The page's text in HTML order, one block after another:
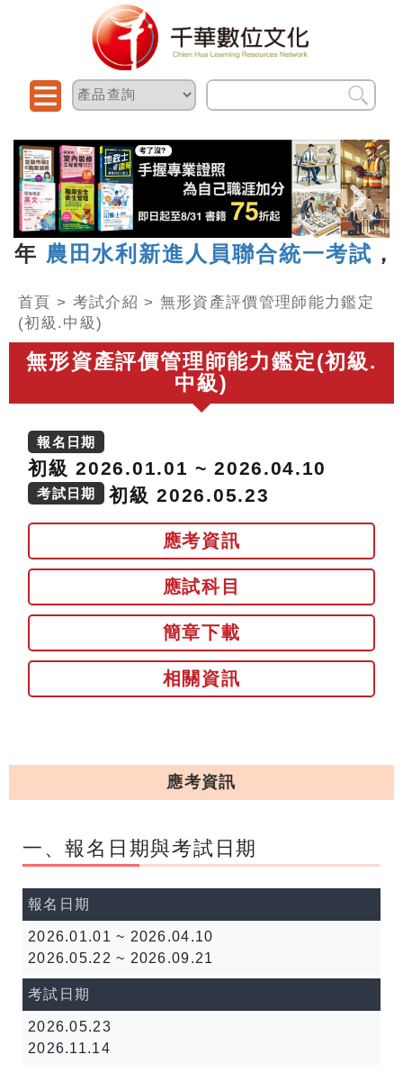
農田水利新進人員聯合統一考試，報
首頁 > 考試介紹 > 無形資產評價管理師能力鑑定
(初級.中級)
無形資產評價管理師能力鑑定(初級.
中級)
報名日期
初級 2026.01.01 ~ 2026.04.10
考試日期 初級 2026.05.23
應考資訊
應試科目
簡章下載
相關資訊
應考資訊
一、報名日期與考試日期
報名日期
2026.01.01 ~ 2026.04.10
2026.05.22 ~ 2026.09.21
考試日期
2026.05.23
2026.11.14